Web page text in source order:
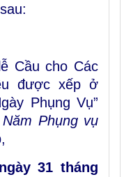
Cầu cho Các
được xếp ở
Phụng Vụ”
Phụng vụ
31 tháng